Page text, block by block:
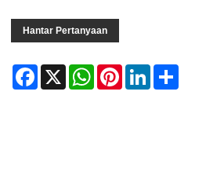
Hantar Pertanyaan
Facebook WhatsAppPinterestLinkedIn